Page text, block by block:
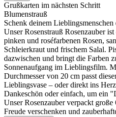
Grußkarten im nächsten Schritt
Blumenstrauß
Schenk deinem
Unser Rosenstrauß Rosenzauber
pinken und roséfarbenen Rosen,
Schleierkraut und frischem Salal.
dazwischen und bringt die Farben
Sonnenaufgang im Lieblingsfilm.
Durchmesser von 20 cm passt
Lieblingsvase – oder direkt ins
Dankeschön oder einfach, um ein
Unser Rosenzauber verpackt
Freude verschenken und